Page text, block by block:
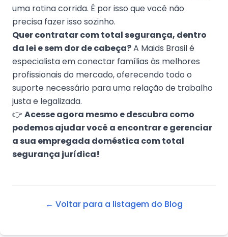
uma rotina corrida. É por isso que você não
precisa fazer isso sozinho.
Quer contratar com total segurança, dentro
da lei e sem dor de cabeça?A Maids Brasil é
especialista em conectar famílias às melhores
profissionais do mercado, oferecendo todo o
suporte necessário para uma relação de trabalho
justa e legalizada.
👉 Acesse agora mesmo e descubra como
podemos ajudar você a encontrar e gerenciar
a sua empregada doméstica com total
segurança jurídica!
← Voltar para a listagem do Blog